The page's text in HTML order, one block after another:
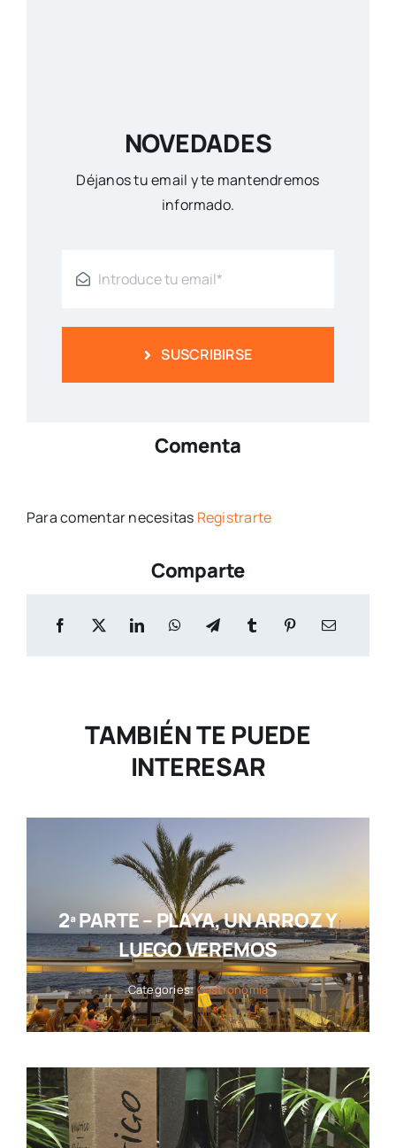
NOVEDADES
Déjanos tu email y te mantendremos
informado.
SUSCRIBIRSE
Comenta
Para comentar necesitas Registrarte
Comparte
TAMBIÉN TE PUEDE
INTERESAR
2ª PARTE – PLAYA, UN ARROZ Y
LUEGO VEREMOS
Categories:Gastronomía